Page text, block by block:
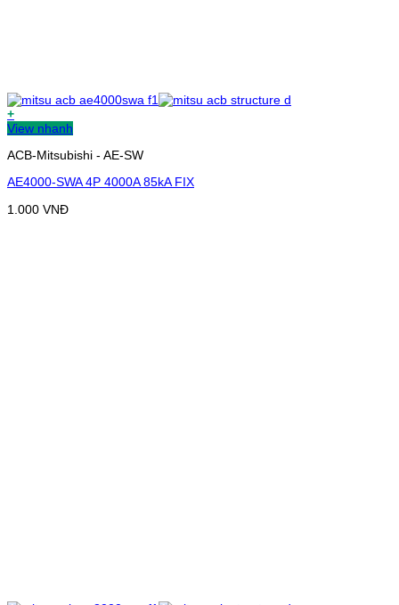
+
View nhanh
ACB-Mitsubishi - AE-SW
AE4000-SWA 4P 4000A 85kA FIX
1.000 VNĐ